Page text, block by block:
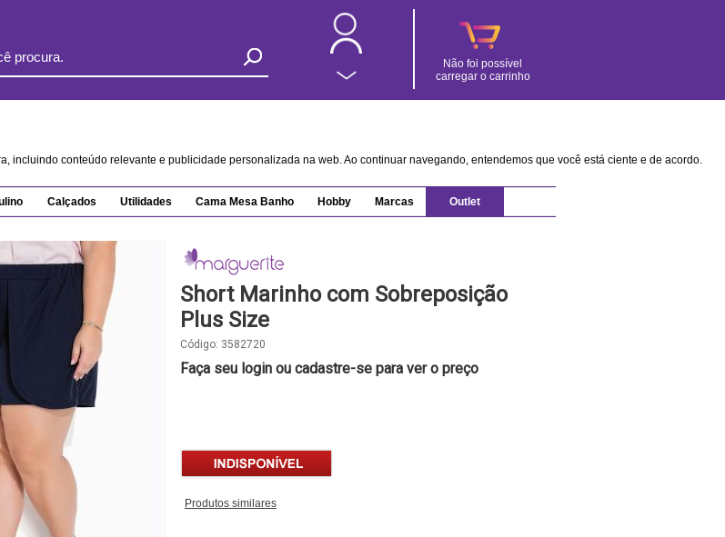
Não foi possível
carregar o carrinho
incluindo conteúdo relevante e publicidade personalizada na web. Ao continuar navegando, entendemos que você está ciente e de acordo.
Calçados Utilidades Cama Mesa Banho Hobby Marcas Outlet
Short Marinho com Sobreposição
Plus Size
Código: 3582720
Faça seu login ou cadastre-se para ver o preço
Produtos similares